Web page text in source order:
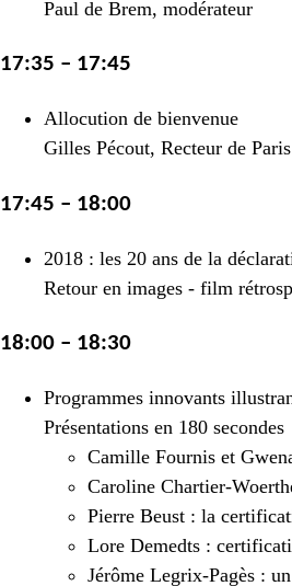
Paul de Brem, modérateur
17:35 – 17:45
Allocution de bienvenue
Gilles Pécout, Recteur de Paris
17:45 – 18:00
2018 : les 20 ans de la
Retour en images - film
18:00 – 18:30
Programmes innovants
Présentations en 180 secondes
Camille Fournis et
Caroline Chartier-
Pierre Beust : la
Lore Demedts :
Jérôme Legrix-Pagès :